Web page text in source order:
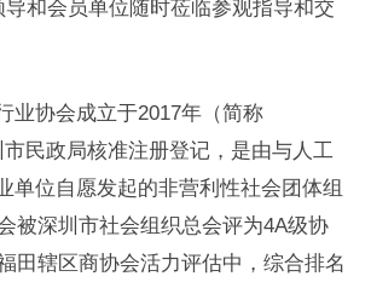
和会员单位随时莅临参观指导和交
业协会成立于2017年（简称
民政局核准注册登记，是由与人工
单位自愿发起的非营利性社会团体组
被深圳市社会组织总会评为4A级协
田辖区商协会活力评估中，综合排名